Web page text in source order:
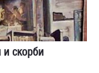
и скорби